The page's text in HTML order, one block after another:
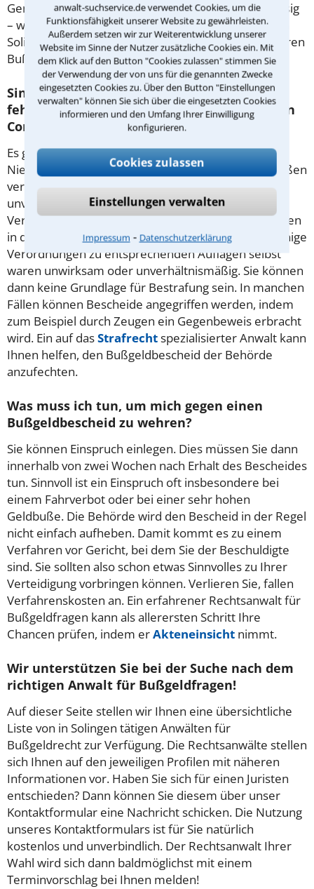
anwalt-suchservice.de verwendet Cookies, um die
Funktionsfähigkeit unserer Website zu gewährleisten.
Außerdem setzen wir zur Weiterentwicklung unserer
Website im Sinne der Nutzer zusätzliche Cookies ein. Mit
dem Klick auf den Button "Cookies zulassen" stimmen Sie
der Verwendung der von uns für die genannten Zwecke
eingesetzten Cookies zu. Über den Button "Einstellungen
verwalten" können Sie sich über die eingesetzten Cookies
informieren und den Umfang Ihrer Einwilligung
konfigurieren.
Cookies zulassen
Einstellungen verwalten
Impressum ⁃ Datenschutzerklärung
Gemeinden. Einige Gerichte halten dies für unzulässig
– wie das OLG Frankfurt/M. Ein erfahrener Anwalt in
Solingen kann Ihnen helfen, Fehler zu finden und Ihren
Bußgeldbescheid anzufechten.
Sind auch andere Bußgeldbescheide
fehlerhaft, zum Beispiel bei Verstößen gegen
Corona-Regeln?
Es gilt der Grundsatz: Keine Strafe ohne Gesetz. In
Niedersachsen konnten zeitweise keine Corona-Bußen
verhängt werden, weil in der Verordnung ein Satz
unvollständig war. In Thüringen sah der
Verfassungsgerichtshof die Regelung über Geldbußen
in der Corona-Verordnung als zu unbestimmt an. Einige
Verordnungen zu entsprechenden Auflagen selbst
waren unwirksam oder unverhältnismäßig. Sie können
dann keine Grundlage für Bestrafung sein. In manchen
Fällen können Bescheide angegriffen werden, indem
zum Beispiel durch Zeugen ein Gegenbeweis erbracht
wird. Ein auf dasStrafrechtspezialisierter Anwalt kann
Ihnen helfen, den Bußgeldbescheid der Behörde
anzufechten.
Was muss ich tun, um mich gegen einen
Bußgeldbescheid zu wehren?
Sie können Einspruch einlegen. Dies müssen Sie dann
innerhalb von zwei Wochen nach Erhalt des Bescheides
tun. Sinnvoll ist ein Einspruch oft insbesondere bei
einem Fahrverbot oder bei einer sehr hohen
Geldbuße. Die Behörde wird den Bescheid in der Regel
nicht einfach aufheben. Damit kommt es zu einem
Verfahren vor Gericht, bei dem Sie der Beschuldigte
sind. Sie sollten also schon etwas Sinnvolles zu Ihrer
Verteidigung vorbringen können. Verlieren Sie, fallen
Verfahrenskosten an. Ein erfahrener Rechtsanwalt für
Bußgeldfragen kann als allerersten Schritt Ihre
Chancen prüfen, indem erAkteneinsicht nimmt.
Wir unterstützen Sie bei der Suche nach dem
richtigen Anwalt für Bußgeldfragen!
Auf dieser Seite stellen wir Ihnen eine übersichtliche
Liste von in Solingen tätigen Anwälten für
Bußgeldrecht zur Verfügung. Die Rechtsanwälte stellen
sich Ihnen auf den jeweiligen Profilen mit näheren
Informationen vor. Haben Sie sich für einen Juristen
entschieden? Dann können Sie diesem über unser
Kontaktformular eine Nachricht schicken. Die Nutzung
unseres Kontaktformulars ist für Sie natürlich
kostenlos und unverbindlich. Der Rechtsanwalt Ihrer
Wahl wird sich dann baldmöglichst mit einem
Terminvorschlag bei Ihnen melden!